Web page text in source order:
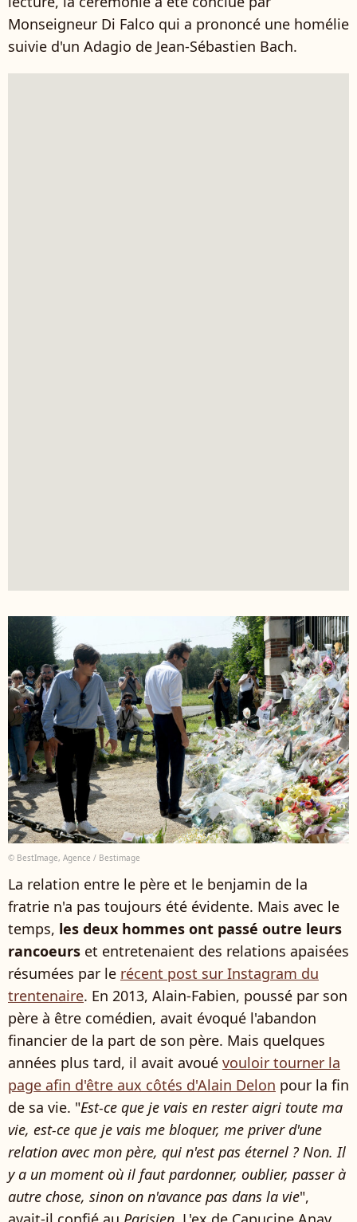
Monseigneur Di Falco qui a prononcé une homélie
suivie d'un Adagio de Jean-Sébastien Bach.
© BestImage, Agence / Bestimage
La relation entre le père et le benjamin de la
fratrie n'a pas toujours été évidente. Mais avec le
temps, les deux hommes ont passé outre leurs
rancoeurs et entretenaient des relations apaisées
résumées par le récent post sur Instagram du
trentenaire. En 2013, Alain-Fabien, poussé par son
père à être comédien, avait évoqué l'abandon
financier de la part de son père. Mais quelques
années plus tard, il avait avoué vouloir tourner la
page afin d'être aux côtés d'Alain Delon pour la fin
de sa vie. "Est-ce que je vais en rester aigri toute ma
vie, est-ce que je vais me bloquer, me priver d'une
relation avec mon père, qui n'est pas éternel ? Non. Il
y a un moment où il faut pardonner, oublier, passer à
autre chose, sinon on n'avance pas dans la vie",